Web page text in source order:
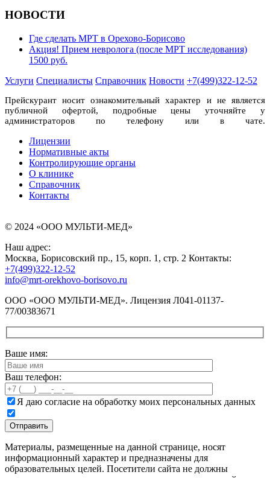
НОВОСТИ
Где сделать МРТ в Орехово-Борисово
Акция! Прием невролога (после МРТ исследования)
1500 руб.
Услуги Специалисты Справочник Новости +7(499)322-12-52
Прейскурант носит ознакомительный характер и не является
публичной офертой, подробные цены уточняйте у
администраторов по телефону или в чате.
Лицензии
Нормативные акты
Контролирующие органы
О клинике
Справочник
Контакты
© 2024 «ООО МУЛЬТИ-МЕД»
Наш адрес:
Москва, Борисовский пр., 15, корп. 1, стр. 2 Контакты:
+7(499)322-12-52
info@mrt-orekhovo-borisovo.ru
ООО «ООО МУЛЬТИ-МЕД». Лицензия Л041-01137-
77/00383671
Ваше имя:
Ваш телефон:
Я даю согласие на обработку моих персональных данных
Материалы, размещенные на данной странице, носят
информационный характер и предназначены для
образовательных целей. Посетители сайта не должны